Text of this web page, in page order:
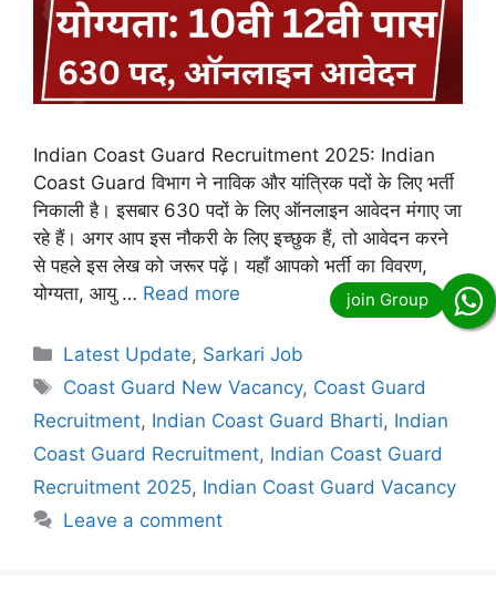
Indian Coast Guard Recruitment 2025: Indian
Coast Guard विभाग ने नाविक और यांत्रिक पदों के लिए भर्ती
निकाली है। इसबार 630 पदों के लिए ऑनलाइन आवेदन मंगाए जा
रहे हैं। अगर आप इस नौकरी के लिए इच्छुक हैं, तो आवेदन करने
से पहले इस लेख को जरूर पढ़ें। यहाँ आपको भर्ती का विवरण,
योग्यता, आयु … Read more
Categories
Latest Update, Sarkari Job
Tags
Coast Guard New Vacancy, Coast Guard
Recruitment, Indian Coast Guard Bharti, Indian
Coast Guard Recruitment, Indian Coast Guard
Recruitment 2025, Indian Coast Guard Vacancy
Leave a comment